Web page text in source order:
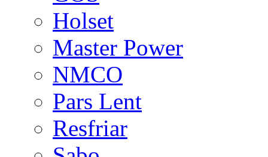
Holset
Master Power
NMCO
Pars Lent
Resfriar